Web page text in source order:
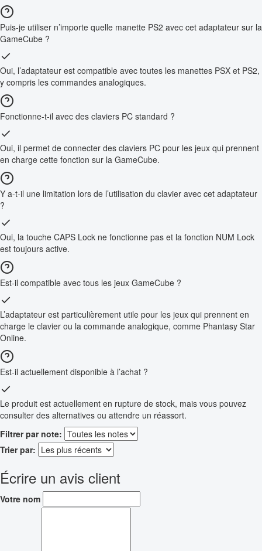
Puis-je utiliser n’importe quelle manette PS2 avec cet adaptateur sur la
GameCube ?
Oui, l’adaptateur est compatible avec toutes les manettes PSX et PS2,
y compris les commandes analogiques.
Fonctionne-t-il avec des claviers PC standard ?
Oui, il permet de connecter des claviers PC pour les jeux qui prennent
en charge cette fonction sur la GameCube.
Y a-t-il une limitation lors de l’utilisation du clavier avec cet adaptateur
?
Oui, la touche CAPS Lock ne fonctionne pas et la fonction NUM Lock
est toujours active.
Est-il compatible avec tous les jeux GameCube ?
L’adaptateur est particulièrement utile pour les jeux qui prennent en
charge le clavier ou la commande analogique, comme Phantasy Star
Online.
Est-il actuellement disponible à l’achat ?
Le produit est actuellement en rupture de stock, mais vous pouvez
consulter des alternatives ou attendre un réassort.
Filtrer par note:
Trier par:
Écrire un avis client
Votre nom